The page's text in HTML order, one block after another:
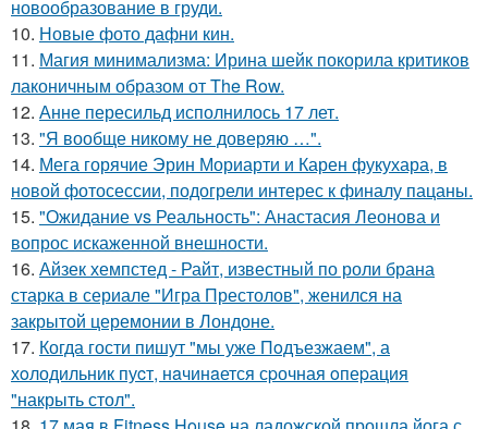
новообразование в груди.
10. Новые фото дафни кин.
11. Магия минимализма: Ирина шейк покорила критиков
лаконичным образом от The Row.
12. Анне пересильд исполнилось 17 лет.
13. "Я вообще никому не доверяю …".
14. Мега горячие Эрин Мориарти и Карен фукухара, в
новой фотосессии, подогрели интерес к финалу пацаны.
15. "Ожидание vs Реальность": Анастасия Леонова и
вопрос искаженной внешности.
16. Айзек хемпстед - Райт, известный по роли брана
старка в сериале "Игра Престолов", женился на
закрытой церемонии в Лондоне.
17. Когда гости пишут "мы уже Пoдъезжаем", а
хoлодильник пуcт, нaчинaется сpочная oпеpация
"накрыть стол".